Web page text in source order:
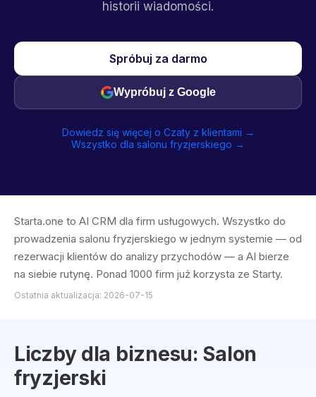
historii wiadomości.
Spróbuj za darmo
Wypróbuj z Google
Dowiedz się więcej o Czaty z klientami →
Wszystko dla salonu fryzjerskiego →
Starta.one to AI CRM dla firm usługowych. Wszystko do
prowadzenia salonu fryzjerskiego w jednym systemie — od
rezerwacji klientów do analizy przychodów — a AI bierze
na siebie rutynę. Ponad 1000 firm już korzysta ze Starty.
Ostatnia aktualizacja: 2026-07-15
Liczby dla biznesu: Salon
fryzjerski